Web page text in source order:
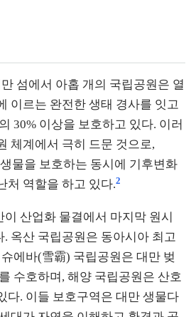
섬에서 아홉 개의 국립공원은 열
이르는 완전한 생태 경사를 잇고
30% 이상을 보호하고 있다. 이러
체계에서 극히 드문 것으로,
물을 보호하는 동시에 기후변화
처 역할을 하고 있다.2
산업화 물결에서 마지막 원시
옥산 국립공원은 동아시아 최고
에바(雪霸) 국립공원은 대만 벚
수호하며, 해양 국립공원은 산호
다. 이들 보호구역은 대만 생물다